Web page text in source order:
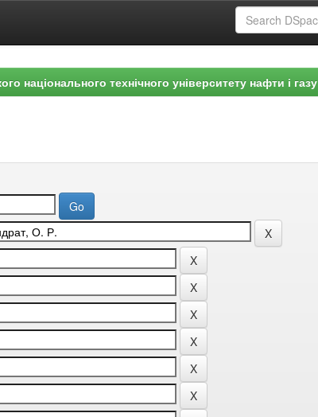
національного технічного університету нафти і газу